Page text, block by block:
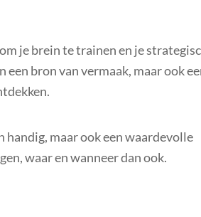
je brein te trainen en je
bron van vermaak, maar ook
maar ook een waardevolle
waar en wanneer dan ook.